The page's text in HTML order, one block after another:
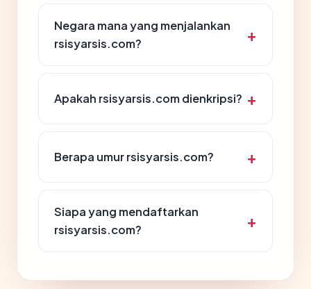
Negara mana yang menjalankan
rsisyarsis.com?
Apakah rsisyarsis.com dienkripsi?
Berapa umur rsisyarsis.com?
Siapa yang mendaftarkan
rsisyarsis.com?